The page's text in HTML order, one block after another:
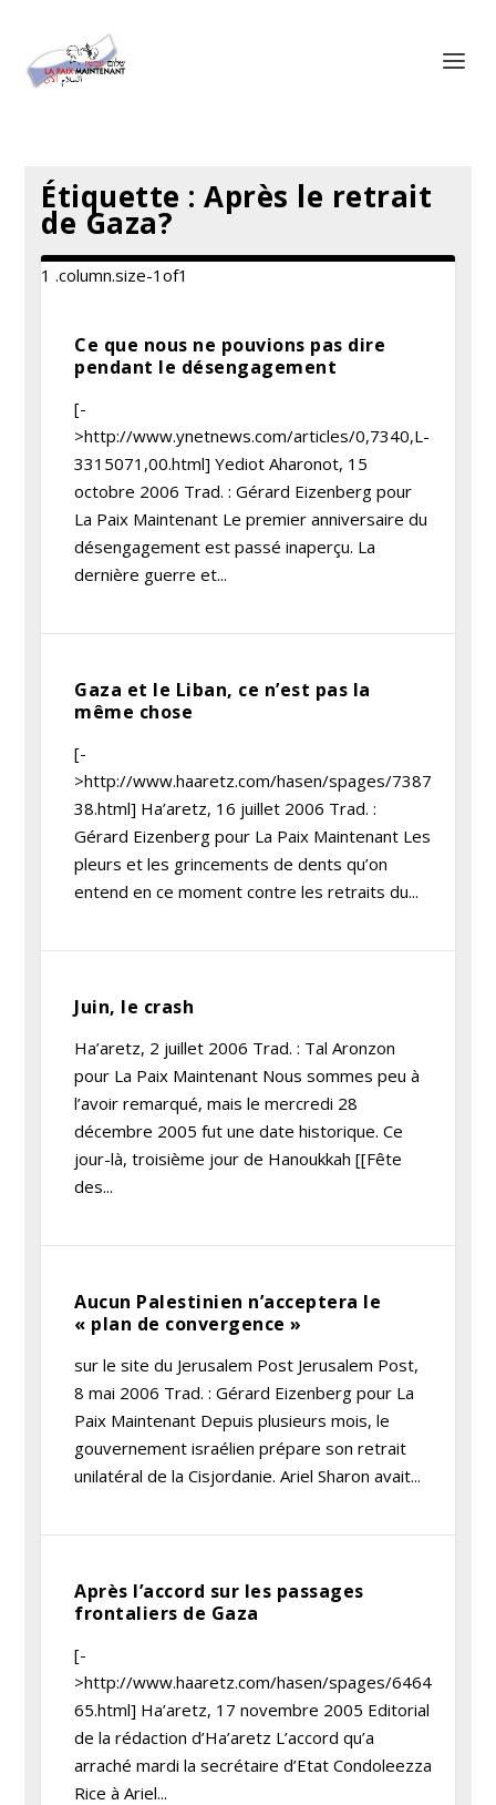
Étiquette :Après le retrait
de Gaza?
Ce que nous ne pouvions pas dire
pendant le désengagement
[-
>http://www.ynetnews.com/articles/0,7340,L-
3315071,00.html] Yediot Aharonot, 15
octobre 2006 Trad. : Gérard Eizenberg pour
La Paix Maintenant Le premier anniversaire du
désengagement est passé inaperçu. La
dernière guerre et...
Gaza et le Liban, ce n’est pas la
même chose
[-
>http://www.haaretz.com/hasen/spages/7387
38.html] Ha’aretz, 16 juillet 2006 Trad. :
Gérard Eizenberg pour La Paix Maintenant Les
pleurs et les grincements de dents qu’on
entend en ce moment contre les retraits du...
Juin, le crash
Ha’aretz, 2 juillet 2006 Trad. : Tal Aronzon
pour La Paix Maintenant Nous sommes peu à
l’avoir remarqué, mais le mercredi 28
décembre 2005 fut une date historique. Ce
jour-là, troisième jour de Hanoukkah [[Fête
des...
Aucun Palestinien n’acceptera le
« plan de convergence »
sur le site du Jerusalem Post Jerusalem Post,
8 mai 2006 Trad. : Gérard Eizenberg pour La
Paix Maintenant Depuis plusieurs mois, le
gouvernement israélien prépare son retrait
unilatéral de la Cisjordanie. Ariel Sharon avait...
Après l’accord sur les passages
frontaliers de Gaza
[-
>http://www.haaretz.com/hasen/spages/6464
65.html] Ha’aretz, 17 novembre 2005 Editorial
de la rédaction d’Ha’aretz L’accord qu’a
arraché mardi la secrétaire d’Etat Condoleezza
Rice à Ariel...